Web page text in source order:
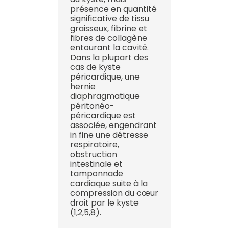
présence en quantité
significative de tissu
graisseux, fibrine et
fibres de collagène
entourant la cavité.
Dans la plupart des
cas de kyste
péricardique, une
hernie
diaphragmatique
péritonéo-
péricardique est
associée, engendrant
in fine une détresse
respiratoire,
obstruction
intestinale et
tamponnade
cardiaque suite à la
compression du cœur
droit par le kyste
(1,2,5,8).